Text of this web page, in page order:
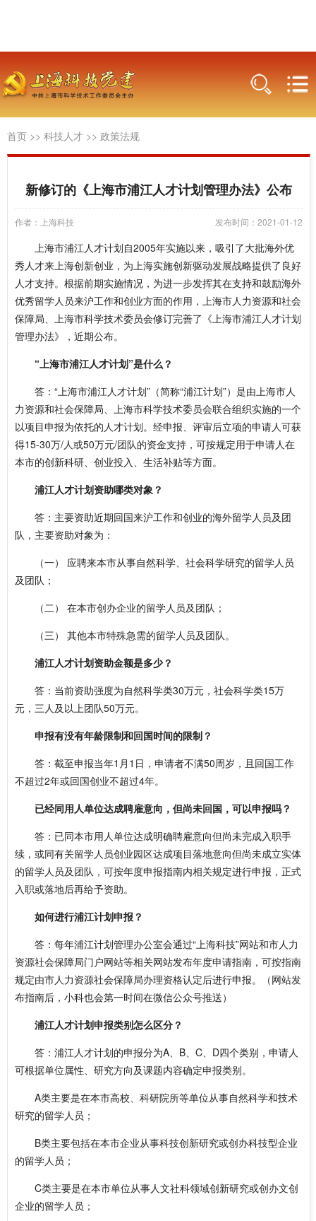
首页 >> 科技人才 >> 政策法规
新修订的《上海市浦江人才计划管理办法》公布
作者：上海科技 发布时间：2021-01-12
上海市浦江人才计划自2005年实施以来，吸引了大批海外优
秀人才来上海创新创业，为上海实施创新驱动发展战略提供了良好
人才支持。根据前期实施情况，为进一步发挥其在支持和鼓励海外
优秀留学人员来沪工作和创业方面的作用，上海市人力资源和社会
保障局、上海市科学技术委员会修订完善了《上海市浦江人才计划
管理办法》，近期公布。
“上海市浦江人才计划”是什么？
答：“上海市浦江人才计划”（简称“浦江计划”）是由上海市人
力资源和社会保障局、上海市科学技术委员会联合组织实施的一个
以项目申报为依托的人才计划。经申报、评审后立项的申请人可获
得15-30万/人或50万元/团队的资金支持，可按规定用于申请人在
本市的创新科研、创业投入、生活补贴等方面。
浦江人才计划资助哪类对象？
答：主要资助近期回国来沪工作和创业的海外留学人员及团
队，主要资助对象为：
（一） 应聘来本市从事自然科学、社会科学研究的留学人员
及团队；
（二） 在本市创办企业的留学人员及团队；
（三） 其他本市特殊急需的留学人员及团队。
浦江人才计划资助金额是多少？
答：当前资助强度为自然科学类30万元，社会科学类15万
元，三人及以上团队50万元。
申报有没有年龄限制和回国时间的限制？
答：截至申报当年1月1日，申请者不满50周岁，且回国工作
不超过2年或回国创业不超过4年。
已经同用人单位达成聘雇意向，但尚未回国，可以申报吗？
答：已同本市用人单位达成明确聘雇意向但尚未完成入职手
续，或同有关留学人员创业园区达成项目落地意向但尚未成立实体
的留学人员及团队，可按年度申报指南内相关规定进行申报，正式
入职或落地后再给予资助。
如何进行浦江计划申报？
答：每年浦江计划管理办公室会通过“上海科技”网站和市人力
资源社会保障局门户网站等相关网站发布年度申请指南，可按指南
规定由市人力资源社会保障局办理资格认定后进行申报。（网站发
布指南后，小科也会第一时间在微信公众号推送）
浦江人才计划申报类别怎么区分？
答：浦江人才计划的申报分为A、B、C、D四个类别，申请人
可根据单位属性、研究方向及课题内容确定申报类别。
A类主要是在本市高校、科研院所等单位从事自然科学和技术
研究的留学人员；
B类主要包括在本市企业从事科技创新研究或创办科技型企业
的留学人员；
C类主要是在本市单位从事人文社科领域创新研究或创办文创
企业的留学人员；